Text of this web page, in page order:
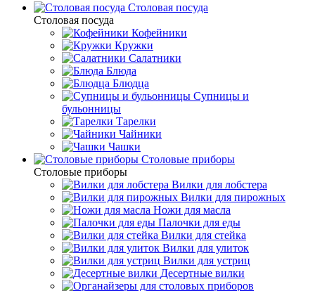
Столовая посуда
Столовая посуда
Кофейники
Кружки
Салатники
Блюда
Блюдца
Супницы и
бульонницы
Тарелки
Чайники
Чашки
Cтоловые приборы
Cтоловые приборы
Вилки для лобстера
Вилки для пирожных
Ножи для масла
Палочки для еды
Вилки для стейка
Вилки для улиток
Вилки для устриц
Десертные вилки